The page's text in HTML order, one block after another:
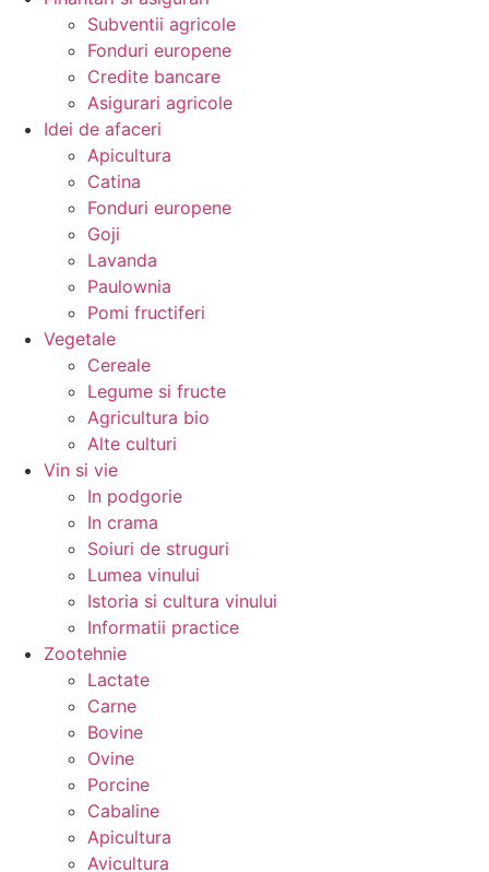
Subventii agricole
Fonduri europene
Credite bancare
Asigurari agricole
Idei de afaceri
Apicultura
Catina
Fonduri europene
Goji
Lavanda
Paulownia
Pomi fructiferi
Vegetale
Cereale
Legume si fructe
Agricultura bio
Alte culturi
Vin si vie
In podgorie
In crama
Soiuri de struguri
Lumea vinului
Istoria si cultura vinului
Informatii practice
Zootehnie
Lactate
Carne
Bovine
Ovine
Porcine
Cabaline
Apicultura
Avicultura